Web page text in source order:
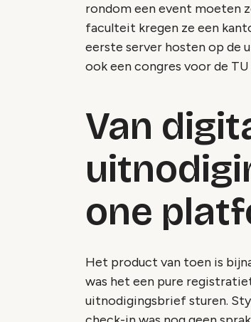
rondom een event moeten
faculteit kregen ze een
eerste server hosten op de
ook een congres voor de
Van
one
Het product van toen is
was het een pure
uitnodigingsbrief sturen.